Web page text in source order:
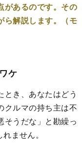
があるのです。その
ら解説します。（モ
ケ
き、あなたはどう
ルマの持ち主は不
そうだな」と勘繰っ
ません。